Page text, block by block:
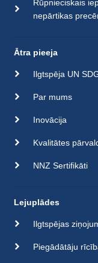
Rūpnieciskais
nepārtikas
Ātra pieeja
Ilgtspēja UN
Par mums
Inovācija
Kvalitātes
NNZ Sertifikāti
Lejuplādes
Ilgtspējas
Piegādātāju